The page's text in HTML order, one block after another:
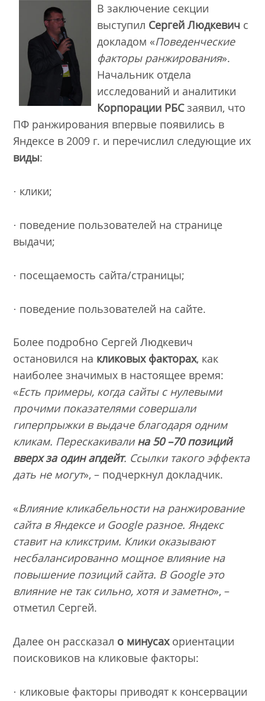
В заключение секции
выступил Сергей Людкевич с
докладом «Поведенческие
факторы ранжирования».
Начальник отдела
исследований и аналитики
Корпорации РБСзаявил, что
ПФ ранжирования впервые появились в
Яндексе в 2009 г. и перечислил следующие их
виды:
· клики;
· поведение пользователей на странице
выдачи;
· посещаемость сайта/страницы;
· поведение пользователей на сайте.
Более подробно Сергей Людкевич
остановился на кликовых факторах, как
наиболее значимых в настоящее время:
«Есть примеры, когда сайты с нулевыми
прочими показателями совершали
гиперпрыжки в выдаче благодаря одним
кликам. Перескакивали на 50 –70 позиций
вверхза один апдейт. Ссылки такого эффекта
дать не могут», – подчеркнул докладчик.
«Влияние кликабельности на ранжирование
сайта в Яндексе и Googleразное. Яндекс
ставит на кликстрим. Клики оказывают
несбалансированно мощное влияние на
повышение позиций сайта. В Googleэто
влияние не так сильно, хотя и заметно», –
отметил Сергей.
Далее он рассказал о минусах ориентации
поисковиков на кликовые факторы:
· кликовые факторы приводят к консервации